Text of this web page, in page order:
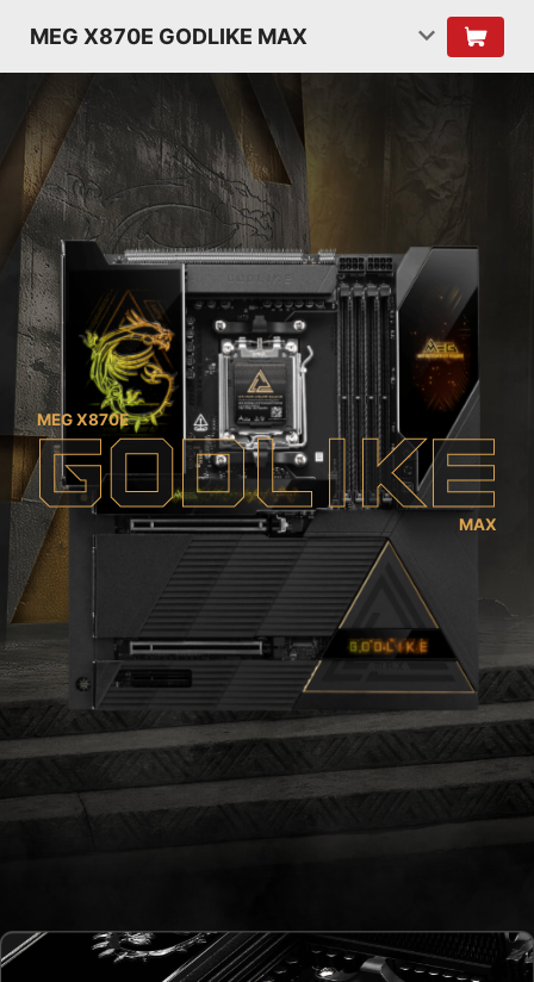
MEG X870E GODLIKE MAX
MEG X870E
GODLIKE
MAX